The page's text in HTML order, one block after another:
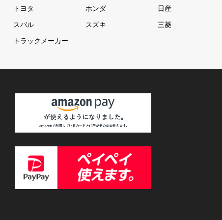
トヨタ ホンダ 日産
スバル スズキ 三菱
トラックメーカー